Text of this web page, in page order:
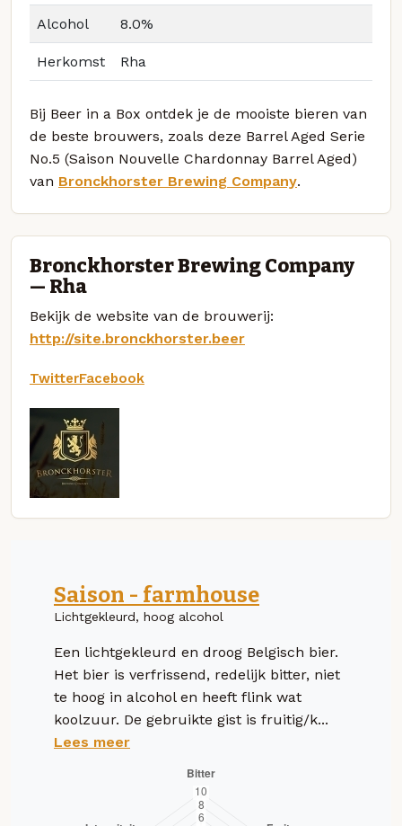
Alcohol 8.0%
Herkomst Rha
Bij Beer in a Box ontdek je de mooiste bieren van
de beste brouwers, zoals deze Barrel Aged Serie
No.5 (Saison Nouvelle Chardonnay Barrel Aged)
van Bronckhorster Brewing Company.
Bronckhorster Brewing Company
— Rha
Bekijk de website van de brouwerij:
http://site.bronckhorster.beer
TwitterFacebook
Saison - farmhouse
Lichtgekleurd, hoog alcohol
Een lichtgekleurd en droog Belgisch bier.
Het bier is verfrissend, redelijk bitter, niet
te hoog in alcohol en heeft flink wat
koolzuur. De gebruikte gist is fruitig/k...
Lees meer